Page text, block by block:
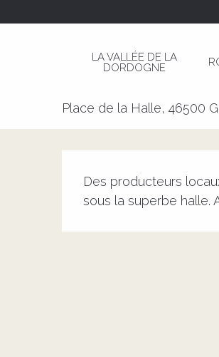
LA VALLÉE DE LA
DORDOGNE
Marché à Gramat
Place de la Halle, 46500
Des producteurs
sous la superbe halle.